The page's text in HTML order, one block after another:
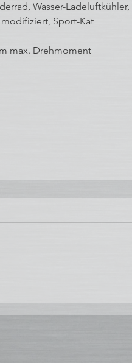
Wasser-
Sport-Kat
max. Drehmoment